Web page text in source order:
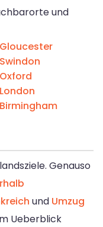
und
Genauso
und Umzug
Ueberblick